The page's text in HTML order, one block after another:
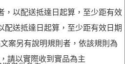
，以配送抵達日起算，至少距有效
配送抵達日起算，至少距有效日期
案另有說明規則者，依該規則為
請以實際收到實品為主